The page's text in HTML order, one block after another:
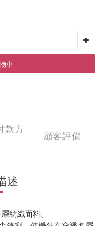
車
款方
顧客評價
述
紡織面料。